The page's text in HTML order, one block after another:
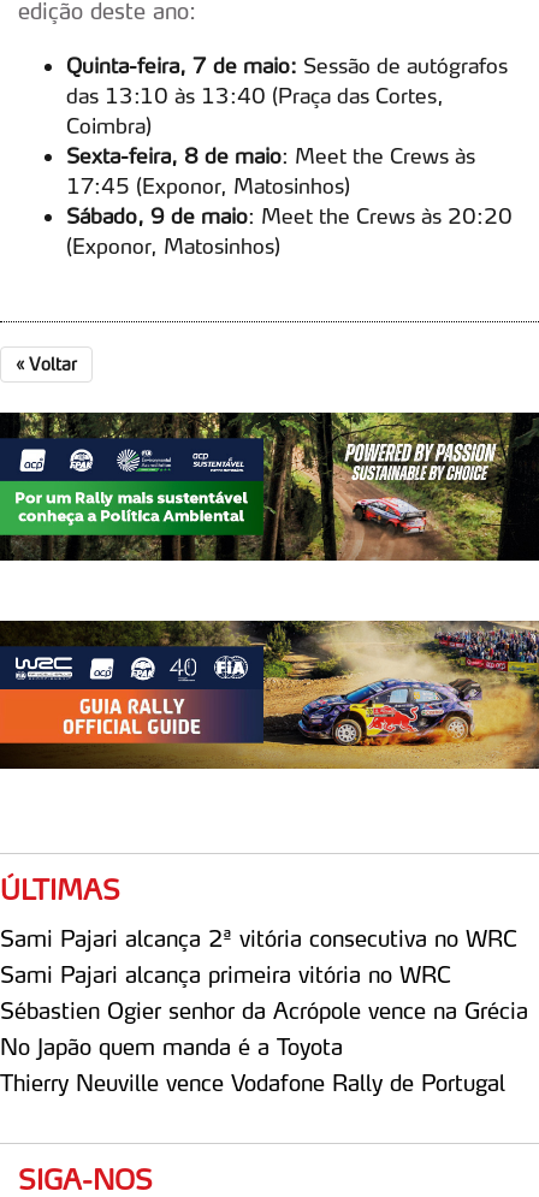
edição deste ano:
Quinta-feira, 7 de maio: Sessão de autógrafos
das 13:10 às 13:40 (Praça das Cortes,
Coimbra)
Sexta-feira, 8 de maio: Meet the Crews às
17:45 (Exponor, Matosinhos)
Sábado, 9 de maio: Meet the Crews às 20:20
(Exponor, Matosinhos)
« Voltar
ÚLTIMAS
Sami Pajari alcança 2ª vitória consecutiva no WRC
Sami Pajari alcança primeira vitória no WRC
Sébastien Ogier senhor da Acrópole vence na Grécia
No Japão quem manda é a Toyota
Thierry Neuville vence Vodafone Rally de Portugal
SIGA-NOS